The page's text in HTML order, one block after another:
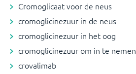
Cromoglicaat voor de neus
cromoglicinezuur in de neus
cromoglicinezuur in het oog
cromoglicinezuur om in te nemen
crovalimab